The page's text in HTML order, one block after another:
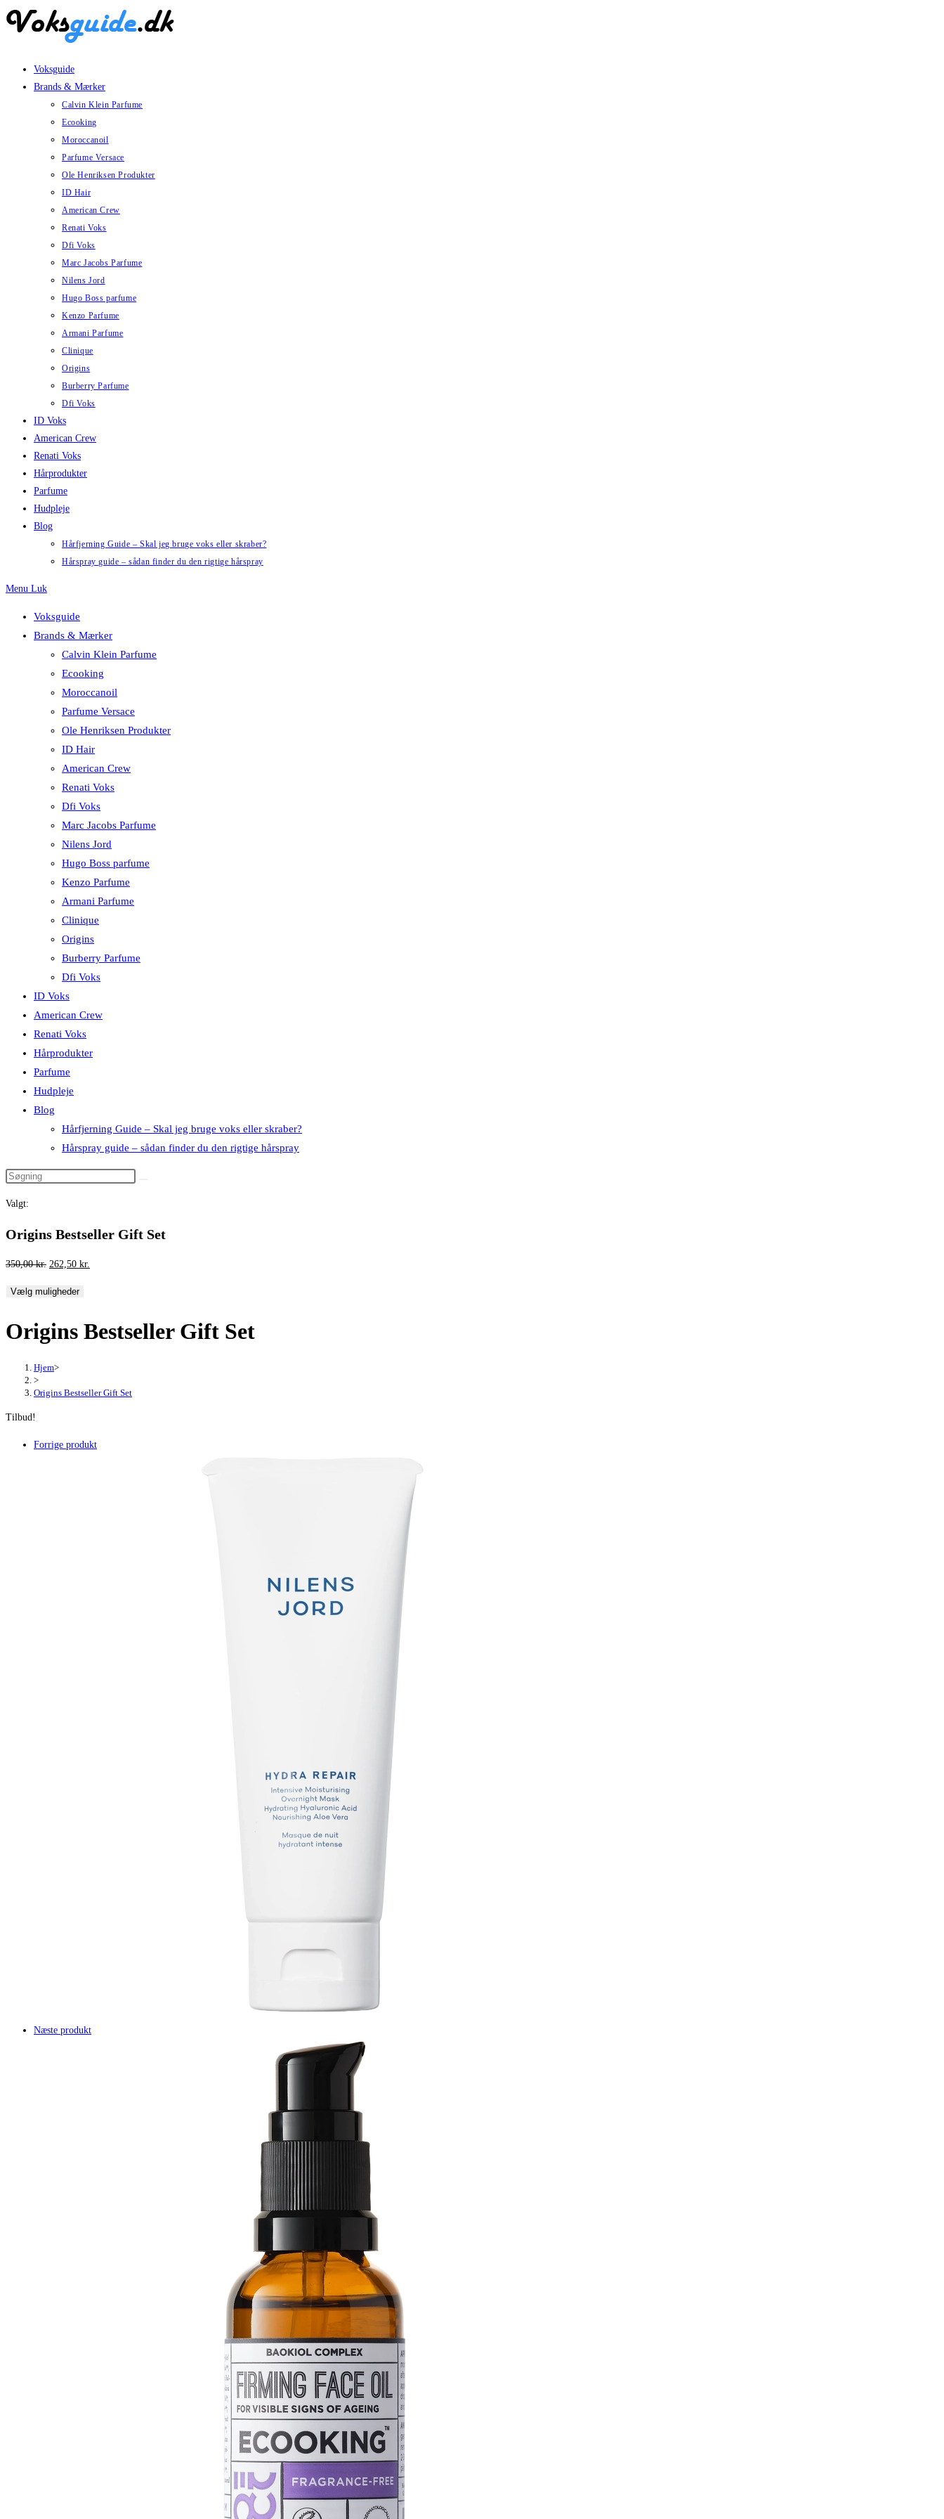
Skip
Voksguide
Brands & Mærker
Calvin Klein Parfume
Ecooking
Moroccanoil
Parfume Versace
Ole Henriksen Produkter
ID Hair
American Crew
Renati Voks
Dfi Voks
Marc Jacobs Parfume
Nilens Jord
Hugo Boss parfume
Kenzo Parfume
Armani Parfume
Clinique
Origins
Burberry Parfume
Dfi Voks
ID Voks
American Crew
Renati Voks
Hårprodukter
Parfume
Hudpleje
Blog
Hårfjerning Guide – Skal jeg bruge voks eller skraber?
Hårspray guide – sådan finder du den rigtige hårspray
Menu Luk
Voksguide
Brands & Mærker
Calvin Klein Parfume
Ecooking
Moroccanoil
Parfume Versace
Ole Henriksen Produkter
ID Hair
American Crew
Renati Voks
Dfi Voks
Marc Jacobs Parfume
Nilens Jord
Hugo Boss parfume
Kenzo Parfume
Armani Parfume
Clinique
Origins
Burberry Parfume
Dfi Voks
ID Voks
American Crew
Renati Voks
Hårprodukter
Parfume
Hudpleje
Blog
Hårfjerning Guide – Skal jeg bruge voks eller skraber?
Hårspray guide – sådan finder du den rigtige hårspray
Valgt:
Origins Bestseller Gift Set
350,00kr. Den
pris
350,00 kr..
262,50 kr.
262,50 kr..
Vælg muligheder
Origins Bestseller Gift Set
Hjem>
>
Origins Bestseller Gift Set
Tilbud!
Forrige produkt
Næste produkt